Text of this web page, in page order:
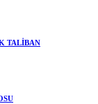
TALİBAN